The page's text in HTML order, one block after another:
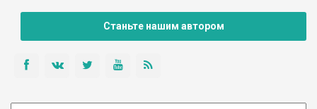
Станьте нашим автором